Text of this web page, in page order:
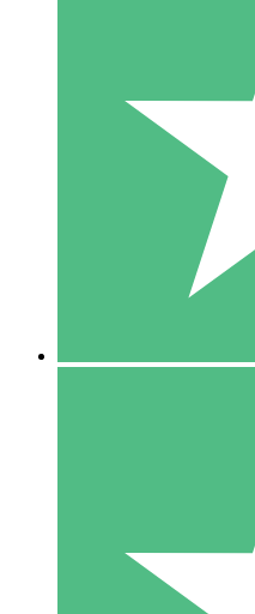
Pacchetti di
Paga a consumo con
1
10